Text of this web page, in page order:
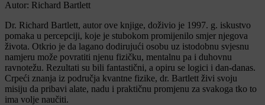
Autor: Richard Bartlett
Dr. Richard Bartlett, autor ove knjige, doživio je 1997. g. iskustvo
pomaka u percepciji, koje je stubokom promijenilo smjer njegova
života. Otkrio je da lagano dodirujući osobu uz istodobnu svjesnu
namjeru može povratiti njenu fizičku, mentalnu pa i duhovnu
ravnotežu. Rezultati su bili fantastični, a opiru se logici i dan-danas.
Crpeći znanja iz područja kvantne fizike, dr. Bartlett živi svoju
misiju da pribavi alate, nadu i praktičnu promjenu za svakoga tko to
ima volje naučiti.